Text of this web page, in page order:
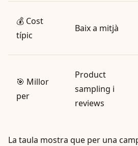
💰 Cost
típic
Baix a mitjà
🎯 Millor
per
Product
sampling i
reviews
La taula mostra que per una